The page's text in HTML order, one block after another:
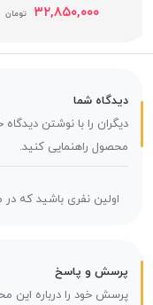
۳۲,۸۵۰,۰۰۰ تومان
دیدگاه شما
دیگران را با نوشتن دیدگاه
محصول راهنمایی کنید.
اولین نفری باشید که
پرسش و پاسخ
پرسش خود را درباره این